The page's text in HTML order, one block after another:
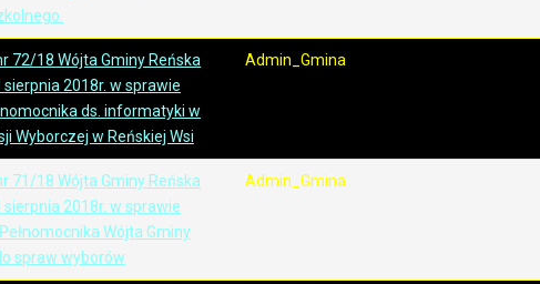
72/18 Wójta Gminy Reńska
sierpnia 2018r. w sprawie
ds. informatyki w
Wyborczej w Reńskiej Wsi
Admin_Gmina
71/18 Wójta Gminy Reńska
sierpnia 2018r. w sprawie
Wójta Gminy
spraw wyborów
Admin_Gmina